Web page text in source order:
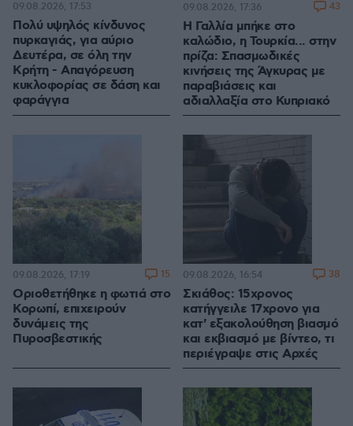
Πολύ υψηλός κίνδυνος
πυρκαγιάς, για αύριο
Δευτέρα, σε όλη την
Κρήτη - Απαγόρευση
κυκλοφορίας σε δάση και
φαράγγια
09.08.2026, 17:53
Η Γαλλία μπήκε στο
καλώδιο, η Τουρκία... στην
πρίζα: Σπασμωδικές
κινήσεις της Άγκυρας με
παραβιάσεις και
αδιαλλαξία στο Κυπριακό
09.08.2026, 17:36 43
Οριοθετήθηκε η φωτιά στο
Κορωπί, επιχειρούν
δυνάμεις της
Πυροσβεστικής
09.08.2026, 17:19 15
Σκιάθος: 15χρονος
κατήγγειλε 17χρονο για
κατ' εξακολούθηση βιασμό
και εκβιασμό με βίντεο, τι
περιέγραψε στις Αρχές
09.08.2026, 16:54 38